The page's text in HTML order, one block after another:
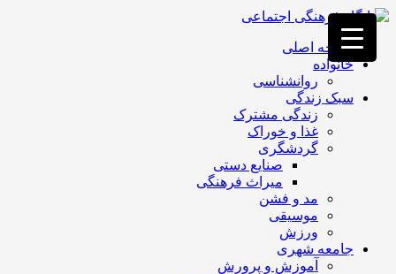
فصد
خون
غرب
تهران
خشکشویی
تصفیه
تهران
صفحه اصلی
خانواده
روانشناسی
سبک زندگی
زندگی مشترک
غذا و خوراک
گردشگری
صنایع دستی
میراث فرهنگی
مد و فشن
موسیقی
ورزش
جامعه شهری
آموزش و پرورش